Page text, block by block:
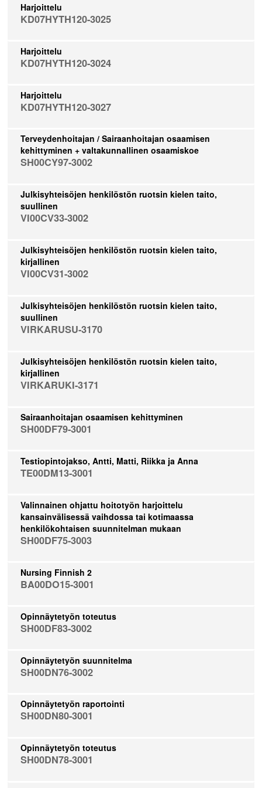
Harjoittelu
KD07HYTH120-3025
Harjoittelu
KD07HYTH120-3024
Harjoittelu
KD07HYTH120-3027
Terveydenhoitajan / Sairaanhoitajan osaamisen
kehittyminen + valtakunnallinen osaamiskoe
SH00CY97-3002
Julkisyhteisöjen henkilöstön ruotsin kielen taito,
suullinen
VI00CV33-3002
Julkisyhteisöjen henkilöstön ruotsin kielen taito,
kirjallinen
VI00CV31-3002
Julkisyhteisöjen henkilöstön ruotsin kielen taito,
suullinen
VIRKARUSU-3170
Julkisyhteisöjen henkilöstön ruotsin kielen taito,
kirjallinen
VIRKARUKI-3171
Sairaanhoitajan osaamisen kehittyminen
SH00DF79-3001
Testiopintojakso, Antti, Matti, Riikka ja Anna
TE00DM13-3001
Valinnainen ohjattu hoitotyön harjoittelu
kansainvälisessä vaihdossa tai kotimaassa
henkilökohtaisen suunnitelman mukaan
SH00DF75-3003
Nursing Finnish 2
BA00DO15-3001
Opinnäytetyön toteutus
SH00DF83-3002
Opinnäytetyön suunnitelma
SH00DN76-3002
Opinnäytetyön raportointi
SH00DN80-3001
Opinnäytetyön toteutus
SH00DN78-3001